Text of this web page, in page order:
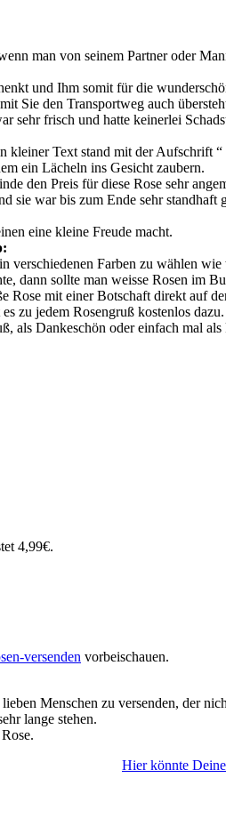
man von seinem Partner oder
und Ihm somit für die
Sie den Transportweg auch
sehr frisch und hatte keinerlei
kleiner Text stand mit der Aufschrift
ein Lächeln ins Gesicht zaubern.
den Preis für diese Rose sehr
sie war bis zum Ende sehr standhaft
eine kleine Freude macht.
Farben zu wählen
dann sollte man weisse Rosen im
Rose mit einer Botschaft direkt auf
zu jedem Rosengruß kostenlos
als Dankeschön oder einfach mal
4,99€.
versenden vorbeischauen.
Menschen zu versenden, der
lange stehen.
Hier könnte